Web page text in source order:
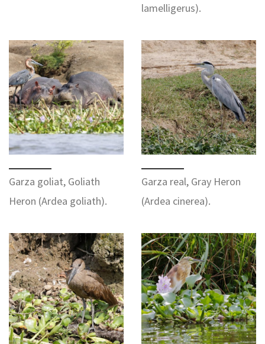
lamelligerus).
Garza goliat, Goliath
Heron (Ardea goliath).
Garza real, Gray Heron
(Ardea cinerea).